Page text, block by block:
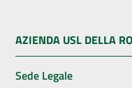
AZIENDA USL DELLA
Sede Legale